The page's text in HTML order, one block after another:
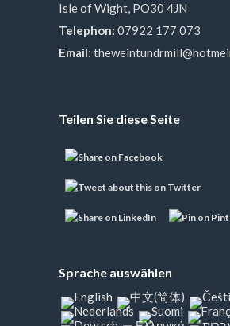
Isle of Wight, PO30 4JN
Telephon: 07922 177 073
Email:
Teilen Sie diese Seite
Sprache auswählen